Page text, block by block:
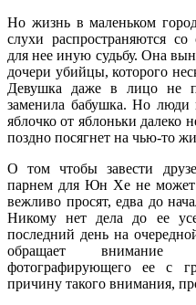
Но жизнь в маленьком
слухи распространяются
для нее иную судьбу. Она
дочери убийцы, которого
Девушка даже в лицо не
заменила бабушка. Но
яблочко от яблоньки далеко
поздно посягнет на чью-то
О том чтобы завести
парнем для Юн Хе не
вежливо просят, едва до
Никому нет дела до ее
последний день на
обращает внимание
фотографирующего ее с
причину такого внимания,